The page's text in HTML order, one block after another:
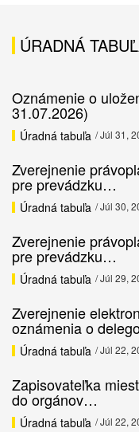
ÚRADNÁ
Oznámenie o
31.07.2026)
Úradná tabuľa / Júl 31,
Zverejnenie
pre prevádzku…
Úradná tabuľa / Júl 30,
Zverejnenie
pre prevádzku…
Úradná tabuľa / Júl 29,
Zverejnenie
oznámenia o
Úradná tabuľa / Júl 22,
Zapisovateľka
do orgánov…
Úradná tabuľa / Júl 22,